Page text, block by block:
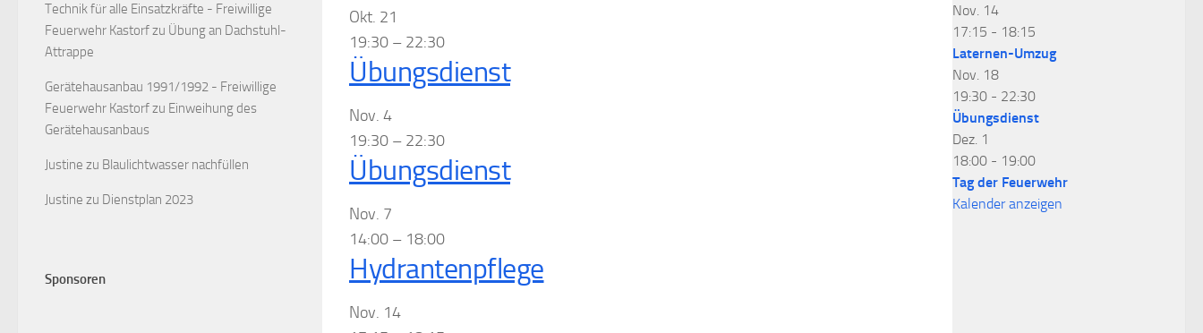
Okt. 21
19:30 – 22:30
Übungsdienst
Nov. 4
19:30 – 22:30
Übungsdienst
Nov. 7
14:00 – 18:00
Hydrantenpflege
Nov. 14
Technik für alle Einsatzkräfte - Freiwillige
Feuerwehr Kastorfzu Übung an Dachstuhl-
Attrappe
Gerätehausanbau 1991/1992 - Freiwillige
Feuerwehr Kastorfzu Einweihung des
Gerätehausanbaus
Justine zu Blaulichtwasser nachfüllen
Justine zu Dienstplan 2023
Sponsoren
Nov. 14
17:15 - 18:15
Laternen-Umzug
Nov. 18
19:30 - 22:30
Übungsdienst
Dez. 1
18:00 - 19:00
Tag der Feuerwehr
Kalender anzeigen